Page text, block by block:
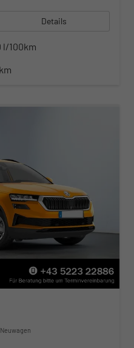
Details
l/100km
Neuwagen